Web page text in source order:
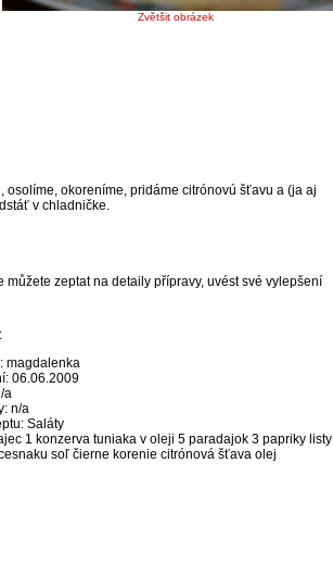
Zvětšit obrázek
okoreníme, pridáme citrónovú šťavu a (ja aj
v chladničke.
zeptat na detaily přípravy, uvést své vylepšení
magdalenka
06.06.2009
a
n/a
Saláty
1 konzerva tuniaka v oleji 5 paradajok 3 papriky listy
soľ čierne korenie citrónová šťava olej